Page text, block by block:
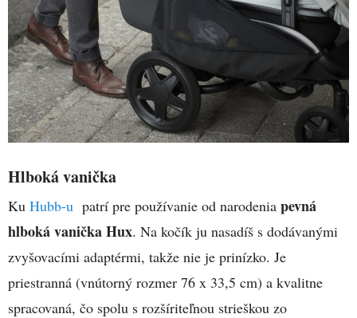
Hlboká vanička
Ku Hubb-u patrí pre používanie od narodenia pevná
hlboká vanička Hux. Na kočík ju nasadíš s dodávanými
zvyšovacími adaptérmi, takže nie je prinízko. Je
priestranná (vnútorný rozmer 76 x 33,5 cm) a kvalitne
spracovaná, čo spolu s rozšíriteľnou strieškou zo